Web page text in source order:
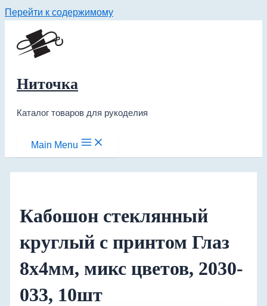
Перейти к содержимому
Ниточка
Каталог товаров для рукоделия
Main Menu
Кабошон стеклянный
круглый с принтом Глаз
8х4мм, микс цветов, 2030-
033, 10шт